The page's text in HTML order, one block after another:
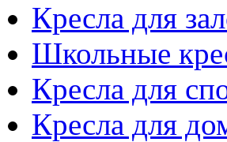
Кресла для
Школьные
Кресла для
Кресла для